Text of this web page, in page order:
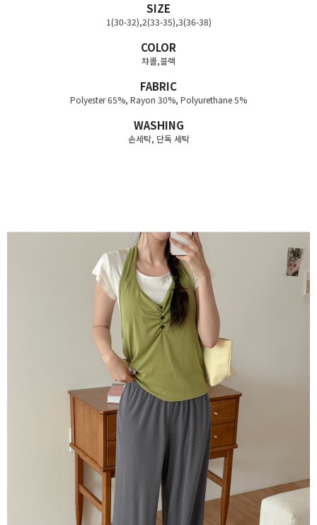
SIZE
1(30-32),2(33-35),3(36-38)
COLOR
챠콜,블랙
FABRIC
Polyester 65%, Rayon 30%, Polyurethane 5%
WASHING
손세탁, 단독 세탁